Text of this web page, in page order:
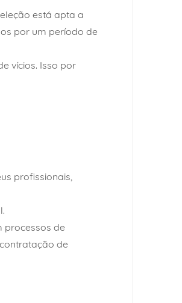
está apta a
por um período de
vícios. Isso por
profissionais,
processos de
de